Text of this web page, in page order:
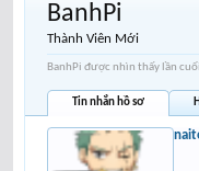
BanhPi
Thành Viên Mới
BanhPi được nhìn thấy lần
Tin nhắn hồ sơ